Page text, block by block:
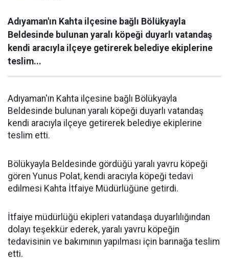
Adıyaman'ın Kahta ilçesine bağlı Bölükyayla
Beldesinde bulunan yaralı köpeği duyarlı vatandaş
kendi aracıyla ilçeye getirerek belediye ekiplerine
teslim...
Adıyaman'ın Kahta ilçesine bağlı Bölükyayla
Beldesinde bulunan yaralı köpeği duyarlı vatandaş
kendi aracıyla ilçeye getirerek belediye ekiplerine
teslim etti.
Bölükyayla Beldesinde gördüğü yaralı yavru köpeği
gören Yunus Polat, kendi aracıyla köpeği tedavi
edilmesi Kahta İtfaiye Müdürlüğüne getirdi.
İtfaiye müdürlüğü ekipleri vatandaşa duyarlılığından
dolayı teşekkür ederek, yaralı yavru köpeğin
tedavisinin ve bakımının yapılması için barınağa teslim
etti.